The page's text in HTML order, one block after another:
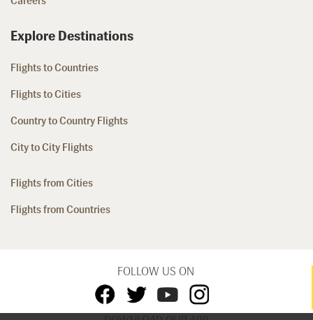
Explore Destinations
Flights to Countries
Flights to Cities
Country to Country Flights
City to City Flights
Flights from Cities
Flights from Countries
FOLLOW US ON